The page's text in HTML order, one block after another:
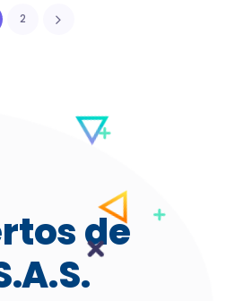
2
de